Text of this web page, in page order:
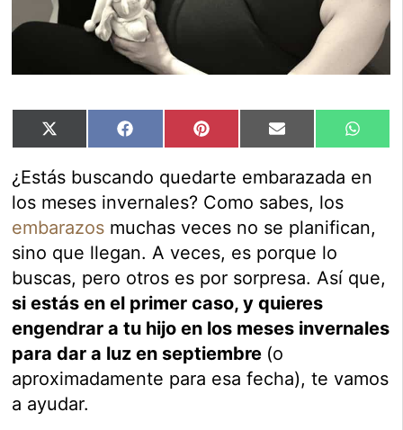
Compartir
en
X
(Twitter)
Compartir
en
Facebook Compartir
en
Pinterest Compartir
en
Email
en
¿Estás buscando quedarte embarazada en
los meses invernales? Como sabes, los
embarazos muchas veces no se planifican,
sino que llegan. A veces, es porque lo
buscas, pero otros es por sorpresa. Así que,
si estás en el primer caso, y quieres
engendrar a tu hijo en los meses invernales
para dar a luz en septiembre (o
aproximadamente para esa fecha), te vamos
a ayudar.